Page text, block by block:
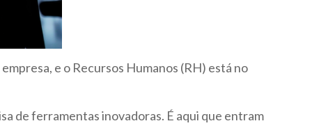
e o Recursos Humanos (RH) está no
de ferramentas inovadoras. É aqui que entram